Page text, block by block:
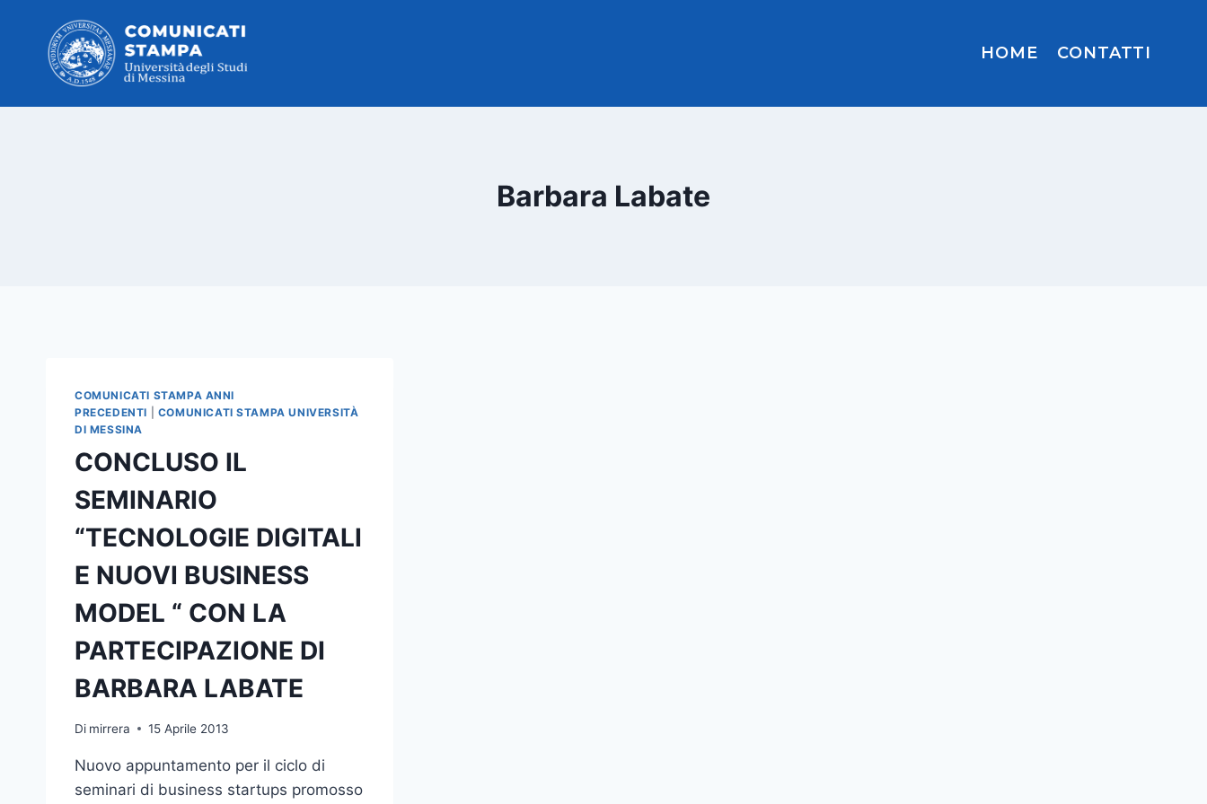
contenuto
HOME CONTATTI
Barbara Labate
COMUNICATI STAMPA ANNI
PRECEDENTI
COMUNICATI STAMPA UNIVERSITÀ
DI MESSINA
CONCLUSO IL
SEMINARIO
“TECNOLOGIE DIGITALI
E NUOVI BUSINESS
MODEL “ CON LA
PARTECIPAZIONE DI
BARBARA LABATE
Di mirrera 15 Aprile 2013
Nuovo appuntamento per il ciclo di
seminari di business startups promosso